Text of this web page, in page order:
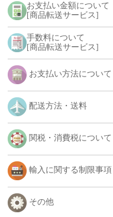
お支払い金額について
[商品転送サービス]
手数料について
[商品転送サービス]
お支払い方法について
配送方法・送料
関税・消費税について
輸入に関する制限事項
その他